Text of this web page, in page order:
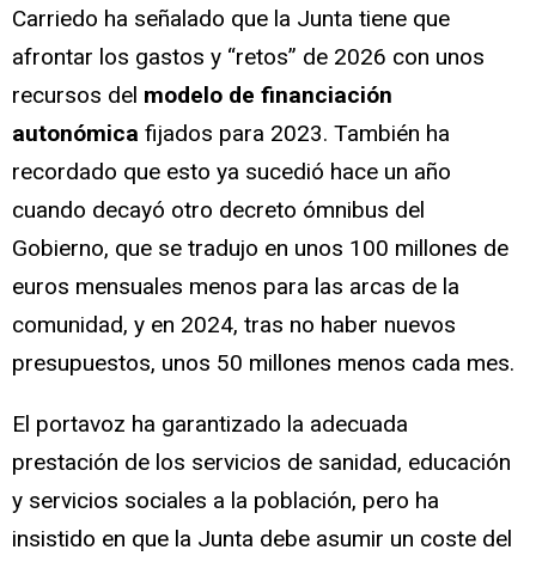
Carriedo ha señalado que la Junta tiene que
afrontar los gastos y “retos” de 2026 con unos
recursos del modelo de financiación
autonómica fijados para 2023. También ha
recordado que esto ya sucedió hace un año
cuando decayó otro decreto ómnibus del
Gobierno, que se tradujo en unos 100 millones de
euros mensuales menos para las arcas de la
comunidad, y en 2024, tras no haber nuevos
presupuestos, unos 50 millones menos cada mes.
El portavoz ha garantizado la adecuada
prestación de los servicios de sanidad, educación
y servicios sociales a la población, pero ha
insistido en que la Junta debe asumir un coste del